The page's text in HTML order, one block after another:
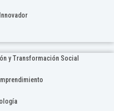
y Transformación Social